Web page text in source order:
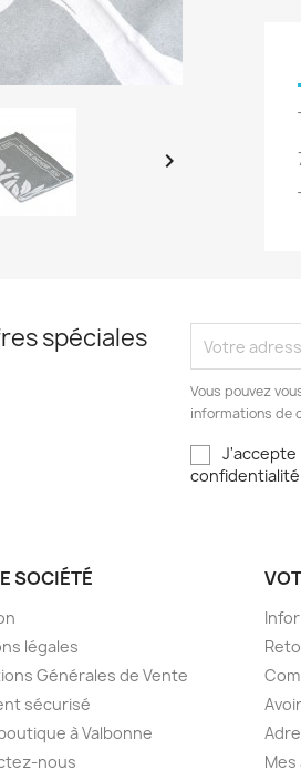

spéciales
Vous pouvez
informations de
J'accepte
confidentialité
SOCIÉTÉ
légales
Générales de Vente
sécurisé
à Valbonne
nous